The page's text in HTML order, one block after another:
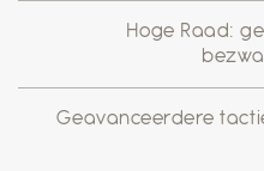
Hoge Raad:
Geavanceerdere